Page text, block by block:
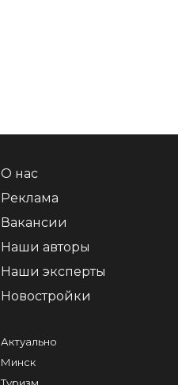
О нас
Реклама
Вакансии
Наши авторы
Наши эксперты
Новостройки
Актуально
Минск